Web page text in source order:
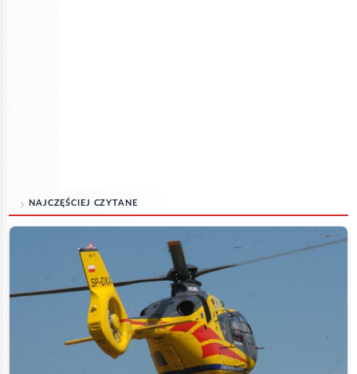
NAJCZĘŚCIEJ CZYTANE